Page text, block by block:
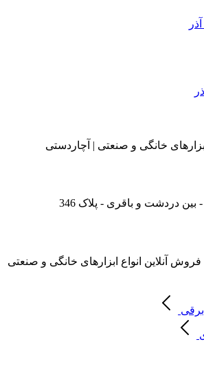
دردشت و باقری - پلاک 346
آنلاین انواع ابزارهای خانگی و صنعتی
برقی